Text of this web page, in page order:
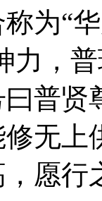
为“
力，
普贤
无上
愿行